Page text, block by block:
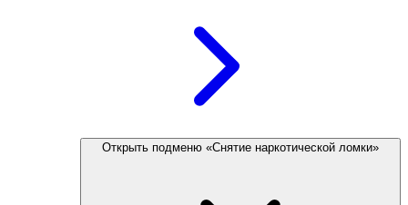
Открыть подменю «Снятие наркотической ломки»